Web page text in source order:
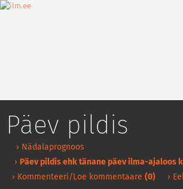
Päev pildis
› Nädalaprognoos
› Päev pildis ehk tänane päev ilma-ajaloos
› Kommenteeri/Loe kommentaare (0) ›